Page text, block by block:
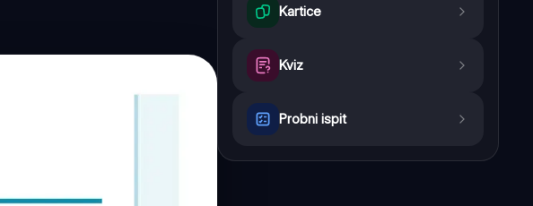
Kartice
Kviz
Probni ispit